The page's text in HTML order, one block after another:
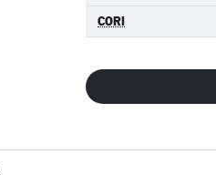
CORI